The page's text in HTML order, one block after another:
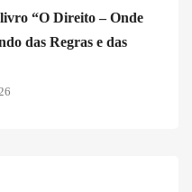
“O Direito – Onde
das Regras e das